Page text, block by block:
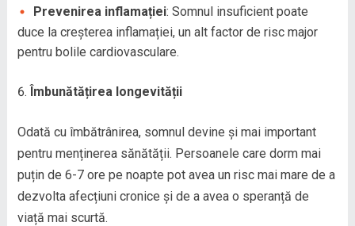
Prevenirea inflamației: Somnul insuficient poate
duce la creșterea inflamației, un alt factor de risc major
pentru bolile cardiovasculare.
Îmbunătățirea longevității
Odată cu îmbătrânirea, somnul devine și mai important
pentru menținerea sănătății. Persoanele care dorm mai
puțin de 6-7 ore pe noapte pot avea un risc mai mare de a
dezvolta afecțiuni cronice și de a avea o speranță de
viață mai scurtă.